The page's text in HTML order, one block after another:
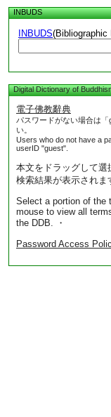
INBUDS
INBUDS(Bibliographic
Digital Dictionary of
電子佛教辭典
パスワードがない場合は
い。
Users who do not have a
userID "guest".
本文をドラッグして
検索結果が表示されま
Select a portion of the
mouse to view all
the DDB. ・
Password Access